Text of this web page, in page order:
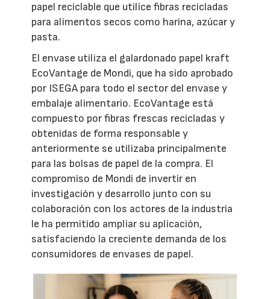
papel reciclable que utilice fibras recicladas
para alimentos secos como harina, azúcar y
pasta.
El envase utiliza el galardonado papel kraft
EcoVantage de Mondi, que ha sido aprobado
por ISEGA para todo el sector del envase y
embalaje alimentario. EcoVantage está
compuesto por fibras frescas recicladas y
obtenidas de forma responsable y
anteriormente se utilizaba principalmente
para las bolsas de papel de la compra. El
compromiso de Mondi de invertir en
investigación y desarrollo junto con su
colaboración con los actores de la industria
le ha permitido ampliar su aplicación,
satisfaciendo la creciente demanda de los
consumidores de envases de papel.